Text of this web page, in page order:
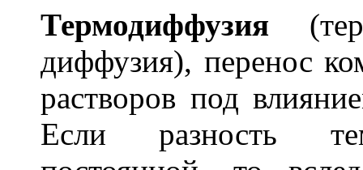
Термодиффузия
диффузия), перенос
растворов под
Если разность